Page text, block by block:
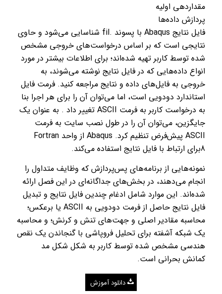
مقداردهی اولیه
پردازش داده‌ها
فایل نتایج Abaqus با پسوند .fil شناسایی می‌شود و حاوی
نتایجی است که بر اساس درخواست‌های خروجی مشخص
شده توسط کاربر تهیه شده‌اند؛ برای اطلاعات بیشتر در مورد
انواع داده‌هایی که در فایل نتایج نوشته می‌شوند، به
خروجی به فایل‌های داده و نتایج مراجعه کنید. فرمت فایل
استاندارد دودویی است، اما می‌توان آن را برای هر اجرا بنا
به درخواست کاربر به فرمت ASCII تغییر داد . به عنوان یک
جایگزین، می‌توان آن را در طول نصب سایت به فرمت
ASCII پیش‌فرض تنظیم کرد. Abaqus از واحد Fortran
8برای ارتباط با فایل نتایج استفاده می‌کند.
نمونه‌هایی از برنامه‌های پس‌پردازش که وظایف متداول را
انجام می‌دهند، در بخش‌های جداگانه‌ای در این فصل ارائه
شده‌اند. این موارد شامل ادغام چندین فایل نتایج و تبدیل
فایل نتایج حاصل از فرمت دودویی به ASCII یا برعکس؛
محاسبه مقادیر اصلی و جهت‌های تنش و کرنش؛ و محاسبه
یک شبکه آشفته برای تحلیل فروپاشی با گنجاندن یک نقص
هندسی مشخص شده توسط کاربر به شکل شکل مد
کمانش بحرانی است.
دانلود آموزش